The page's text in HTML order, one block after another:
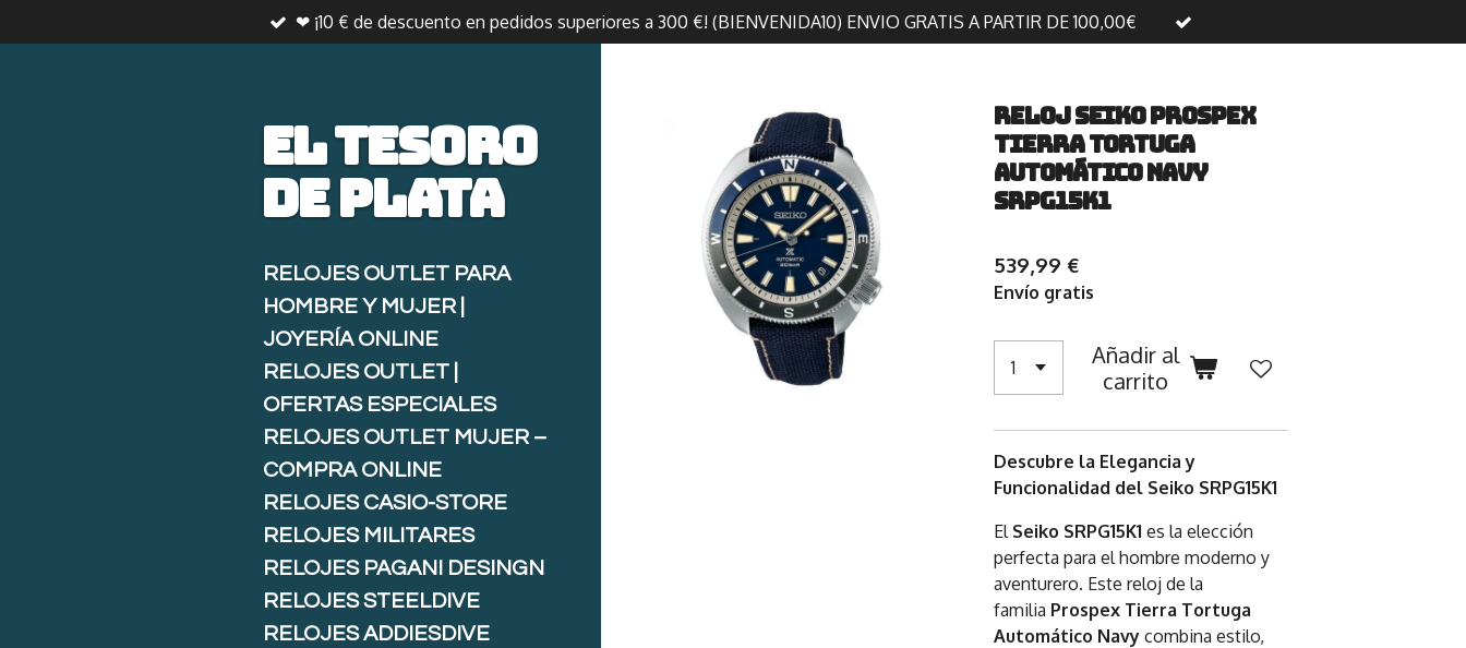
al
❤ ¡10 € de descuento en pedidos superiores a 300 €! (BIENVENIDA10) ENVIO GRATIS A PARTIR DE 100,00€
Reloj Seiko Prospex
Tierra Tortuga
Automático Navy
SRPG15K1
539,99 €
Envío gratis
Añadir al
carrito
Descubre la Elegancia y
Funcionalidad del Seiko SRPG15K1
El Seiko SRPG15K1 es la elección
perfecta para el hombre moderno y
aventurero. Este reloj de la
familia Prospex Tierra Tortuga
Automático Navy combina estilo,
El tesoro
deplata
RELOJES OUTLET PARA
HOMBRE Y MUJER |
JOYERÍA ONLINE
RELOJES OUTLET |
OFERTAS ESPECIALES
RELOJES OUTLET MUJER –
COMPRA ONLINE
RELOJES CASIO-STORE
RELOJES MILITARES
RELOJES PAGANI DESINGN
RELOJES STEELDIVE
RELOJES ADDIESDIVE